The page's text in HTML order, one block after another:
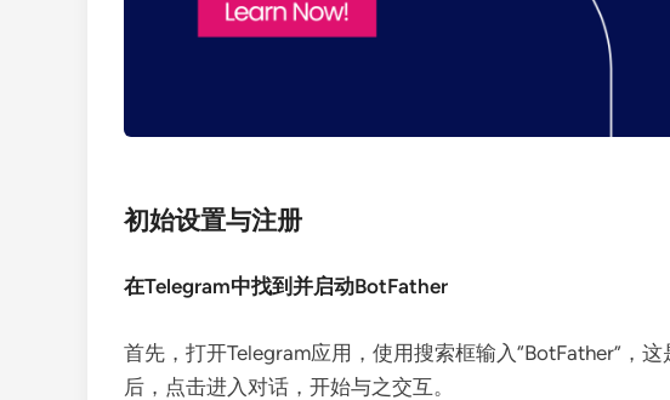
初始设置与注册
在Telegram中找到并启动BotFather
首先，打开Telegram应用，使用搜索框输入“BotFather”，
后，点击进入对话，开始与之交互。